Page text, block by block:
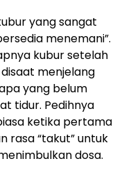
yang sangat
menemani”.
kubur setelah
menjelang
yang belum
tidur. Pedihnya
ketika pertama
rasa “takut” untuk
dosa.